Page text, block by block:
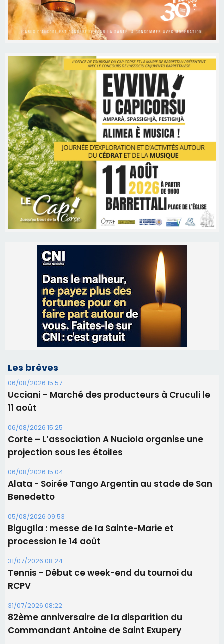
Les brèves
06/08/2026 15:57
Ucciani – Marché des producteurs à Cruculi le
06/08/2026 15:25
Corte – L’association A Nuciola organise une
06/08/2026 15:04
Alata - Soirée Tango Argentin au stade de San
Benedetto
05/08/2026 09:53
Biguglia : messe de la Sainte-Marie et
procession le 14 août
31/07/2026 08:24
Tennis - Début ce week-end du tournoi du
RCPV
31/07/2026 08:22
82ème anniversaire de la disparition du
Commandant Antoine de Saint Exupery
Les plus lus
Satine Nomary est la nouvelle Miss Corse 2026
Éclipse du 12 août : la Corse aux premières loges
d'un spectacle qui ne reviendra pas avant 2081